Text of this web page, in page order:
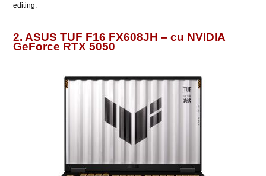
editing.
2. ASUS TUF F16 FX608JH – cu NVIDIA
GeForce RTX 5050